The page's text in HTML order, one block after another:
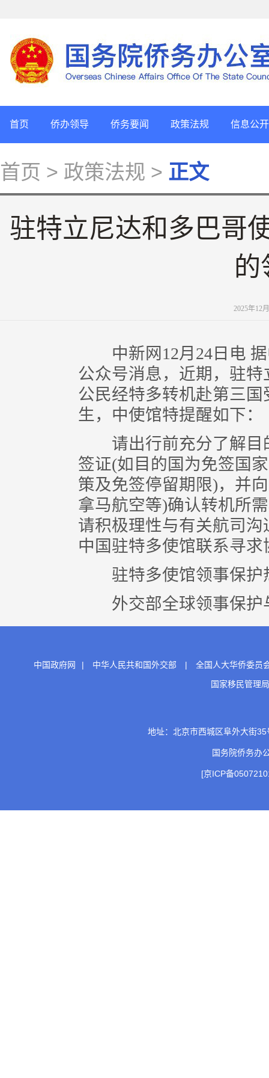
首页 侨办领导 侨务要闻 政策法规 信息公开
首页 > 政策法规 > 正文
驻特立尼达和多巴哥
的
2025年12
中新网12月24日电 据
公众号消息，近期，驻
公民经特多转机赴第三
生，中使馆特提醒如下：
请出行前充分了解目
签证(如目的国为免签国
策及免签停留期限)，并
拿马航空等)确认转机所
请积极理性与有关航司
中国驻特多使馆联系寻求
驻特多使馆领事保护
外交部全球领事保护
中国政府网 | 中华人民共和国外交部 |
全国人大华侨委员
国家移民管理局
地址：北京市西城区阜外大街
国务院侨务
[京ICP备